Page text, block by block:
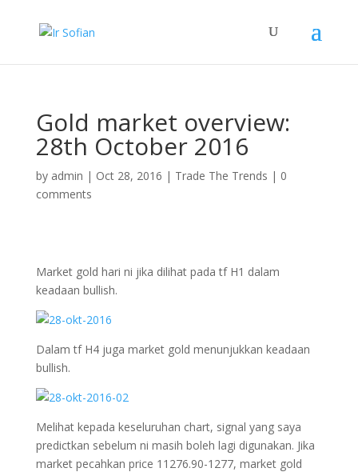
Gold market overview:
28th October 2016
by admin | Oct 28, 2016 | Trade The Trends | 0
comments
Market gold hari ni jika dilihat pada tf H1 dalam
keadaan bullish.
Dalam tf H4 juga market gold menunjukkan keadaan
bullish.
Melihat kepada keseluruhan chart, signal yang saya
predictkan sebelum ni masih boleh lagi digunakan. Jika
market pecahkan price 11276.90-1277, market gold